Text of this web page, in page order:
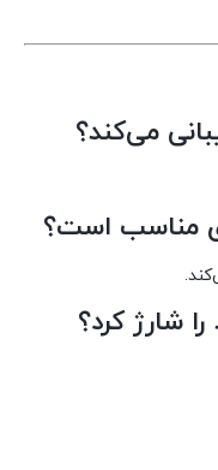
می‌کند؟
مناسب است؟
شارژ کرد؟